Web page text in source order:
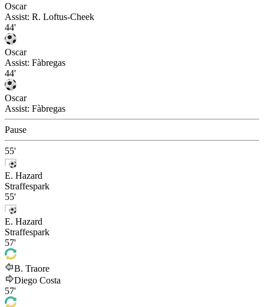
Oscar
Assist: R. Loftus-Cheek
44'
Oscar
Assist: Fàbregas
44'
Oscar
Assist: Fàbregas
Pause
55'
E. Hazard
Straffespark
55'
E. Hazard
Straffespark
57'
B. Traore
Diego Costa
57'